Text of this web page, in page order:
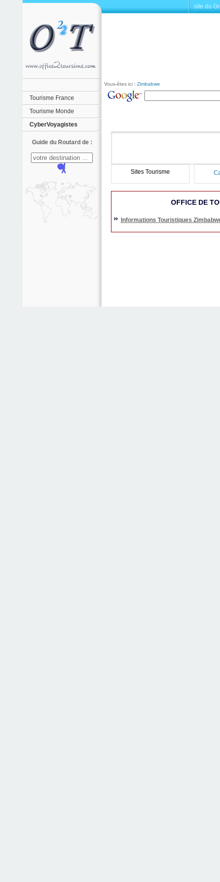
site du
Tourisme France
Tourisme Monde
CyberVoyagistes
Guide du Routard de :
Vous-êtes ici : Zimbabwe
Sites Tourisme
OFFICE DE
Informations Touristiques